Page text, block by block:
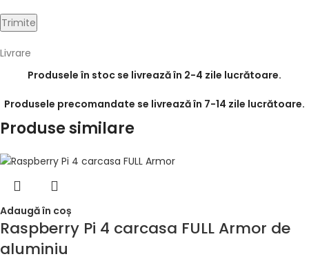
Livrare
Produsele în stoc se livrează în 2-4 zile lucrătoare.
Produsele precomandate se livrează în 7-14 zile lucrătoare.
Produse similare
Adaugă în coș
Raspberry Pi 4 carcasa FULL Armor de
aluminiu